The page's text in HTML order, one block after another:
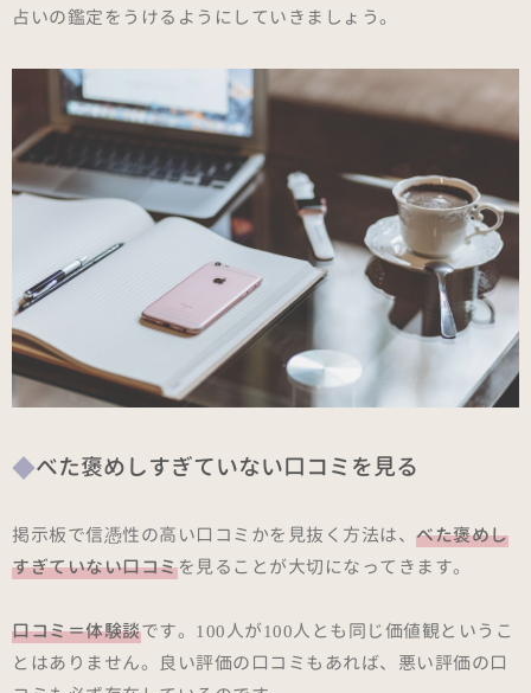
占いの鑑定をうけるようにしていきましょう。
べた褒めしすぎていない口コミを見る
掲示板で信憑性の高い口コミかを見抜く方法は、 べた褒めし
すぎていない口コミを見ることが大切になってきます。
口コミ＝体験談です。100人が100人とも同じ価値観というこ
とはありません。良い評価の口コミもあれば、悪い評価の口